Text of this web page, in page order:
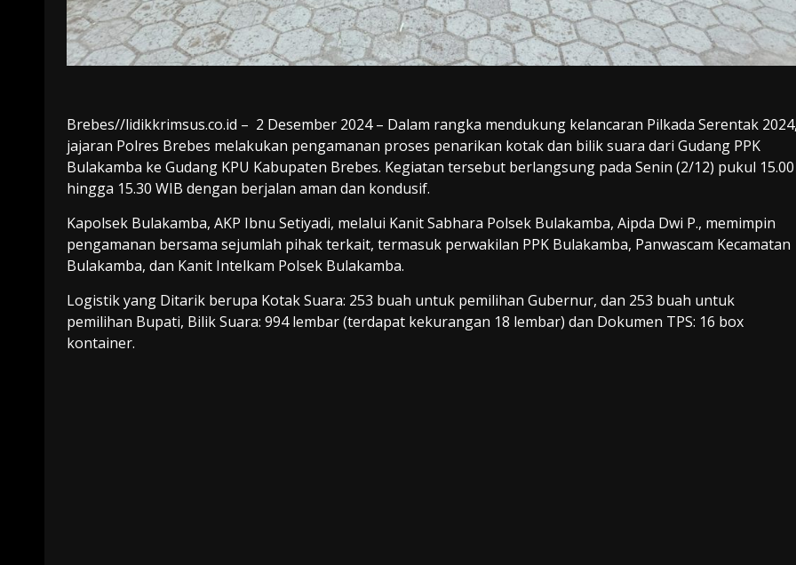
Brebes//lidikkrimsus.co.id – 2 Desember 2024 – Dalam rangka mendukung kelancaran Pilkada Serentak
jajaran Polres Brebes melakukan pengamanan proses penarikan kotak dan bilik suara dari Gudang PPK
Bulakamba ke Gudang KPU Kabupaten Brebes. Kegiatan tersebut berlangsung pada Senin (2/12) pukul 15.00
hingga 15.30 WIB dengan berjalan aman dan kondusif.
Kapolsek Bulakamba, AKP Ibnu Setiyadi, melalui Kanit Sabhara Polsek Bulakamba, Aipda Dwi P., memimpin
pengamanan bersama sejumlah pihak terkait, termasuk perwakilan PPK Bulakamba, Panwascam Kecamatan
Bulakamba, dan Kanit Intelkam Polsek Bulakamba.
Logistik yang Ditarik berupa Kotak Suara: 253 buah untuk pemilihan Gubernur, dan 253 buah untuk
pemilihan Bupati, Bilik Suara: 994 lembar (terdapat kekurangan 18 lembar) dan Dokumen TPS: 16 box
kontainer.